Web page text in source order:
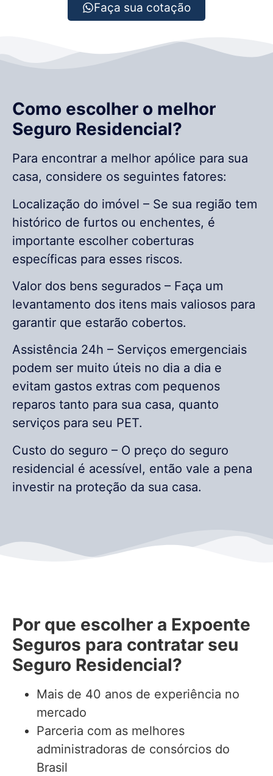
Faça sua cotação
Como escolher o melhor
Seguro Residencial?
Para encontrar a melhor apólice para sua
casa, considere os seguintes fatores:
Localização do imóvel – Se sua região tem
histórico de furtos ou enchentes, é
importante escolher coberturas
específicas para esses riscos.
Valor dos bens segurados – Faça um
levantamento dos itens mais valiosos para
garantir que estarão cobertos.
Assistência 24h – Serviços emergenciais
podem ser muito úteis no dia a dia e
evitam gastos extras com pequenos
reparos tanto para sua casa, quanto
serviços para seu PET.
Custo do seguro – O preço do seguro
residencial é acessível, então vale a pena
investir na proteção da sua casa.
Por que escolher a Expoente
Seguros para contratar seu
Seguro Residencial?
Mais de 40 anos de experiência no
mercado
Parceria com as melhores
administradoras de consórcios do
Brasil